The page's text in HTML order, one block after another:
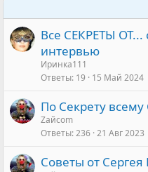
Все СЕКРЕТЫ
интервью
Иринка111
Ответы 19 15 Май 2024
По Секрету всему
Zaйcom
Ответы 236 21 Авг 2023
Советы от Сергея